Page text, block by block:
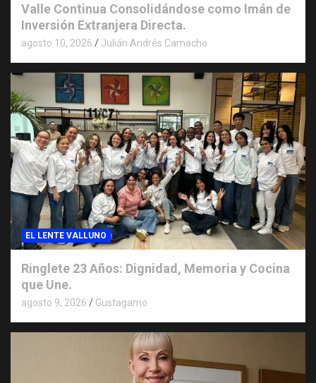
Valle Continua Consolidándose como Imán de
Inversión Extranjera Directa.
agosto 10, 2026 Julián Andrés Camacho
EL LENTE VALLUNO
Ringlete 23 Años: Dignidad, Memoria y Cocina
que Une.
agosto 9, 2026 Gustagamo